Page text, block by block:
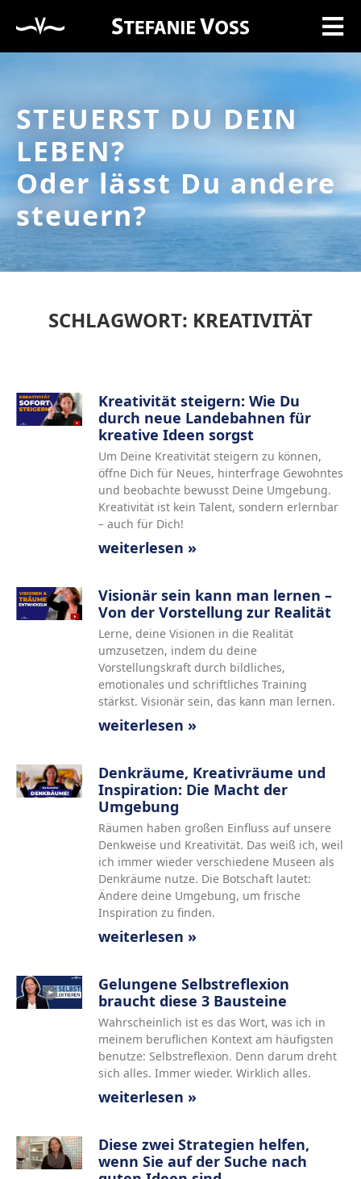
STEUERST DU DEIN
LEBEN?
Oder lässt Du andere
steuern?
SCHLAGWORT: KREATIVITÄT
Kreativität steigern: Wie Du
durch neue Landebahnen für
kreative Ideen sorgst
Um Deine Kreativität steigern zu können,
öffne Dich für Neues, hinterfrage Gewohntes
und beobachte bewusst Deine Umgebung.
Kreativität ist kein Talent, sondern erlernbar
– auch für Dich!
weiterlesen »
Visionär sein kann man lernen –
Von der Vorstellung zur Realität
Lerne, deine Visionen in die Realität
umzusetzen, indem du deine
Vorstellungskraft durch bildliches,
emotionales und schriftliches Training
stärkst. Visionär sein, das kann man lernen.
weiterlesen »
Denkräume, Kreativräume und
Inspiration: Die Macht der
Umgebung
Räumen haben großen Einfluss auf unsere
Denkweise und Kreativität. Das weiß ich, weil
ich immer wieder verschiedene Museen als
Denkräume nutze. Die Botschaft lautet:
Ändere deine Umgebung, um frische
Inspiration zu finden.
weiterlesen »
Gelungene Selbstreflexion
braucht diese 3 Bausteine
Wahrscheinlich ist es das Wort, was ich in
meinem beruflichen Kontext am häufigsten
benutze: Selbstreflexion. Denn darum dreht
sich alles. Immer wieder. Wirklich alles.
weiterlesen »
Diese zwei Strategien helfen,
wenn Sie auf der Suche nach